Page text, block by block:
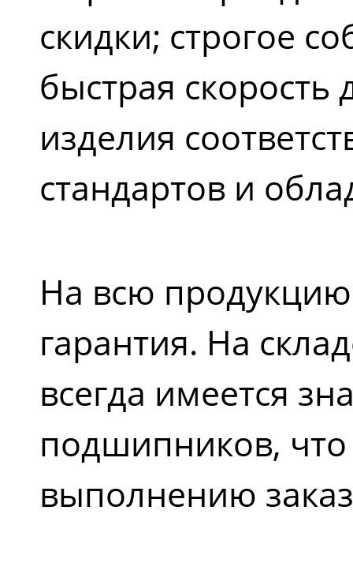
скидки; строгое
быстрая скорость
изделия
стандартов и
На всю продукцию
гарантия. На
всегда имеется
подшипников, что
выполнению